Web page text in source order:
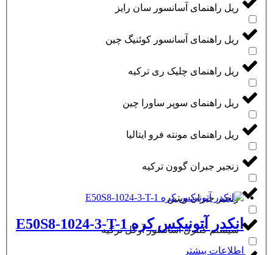
ریل راهنمای آسانسور سان رایز
ریل راهنمای آسانسور کوئنیگ چین
ریل راهنمای چلیک ری ترکیه
ریل راهنمای سوپر ساورا چین
ریل راهنمای مونته فرو ایتالیا
زنجیر جبران گوون ترکیه
زنجیر جبران ویتین
سیستم کنترل آسانسور آرکل ترکیه
انکدر آتونیکس کره E50S8-1024-3-T-1
اطلاعات بیشتر